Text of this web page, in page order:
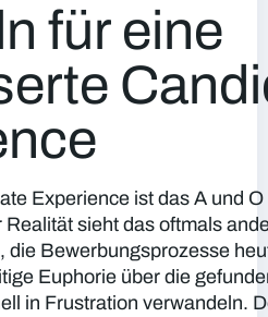
für eine
Experience ist das A und
Realität sieht das oftmals
die Bewerbungsprozesse
Euphorie über die
in Frustration verwandeln.